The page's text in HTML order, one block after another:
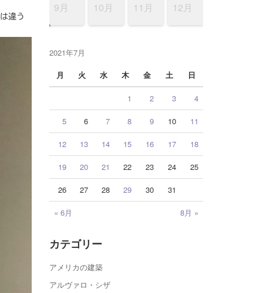
違う
9月 10月 11月 12月
2021年7月
月
火 水 木 金 土 日
« 6月 8月 »
1 2 3 4
5 6 7 8 9 10 11
12 13 14 15 16 17 18
19 20 21 22 23 24 25
26 27 28 29 30 31
カテゴリー
アメリカの建築
アルヴァロ・シザ